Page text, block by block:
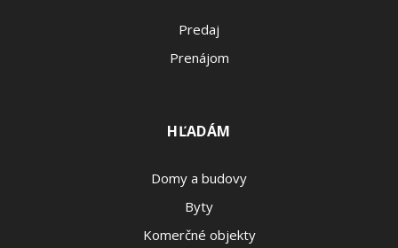
Predaj
Prenájom
HĽADÁM
Domy a budovy
Byty
Komerčné objekty